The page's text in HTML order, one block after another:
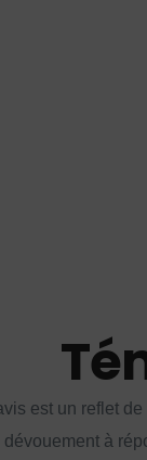
est un reflet
dévouement à